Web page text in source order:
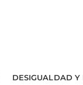
DESIGUALDAD Y